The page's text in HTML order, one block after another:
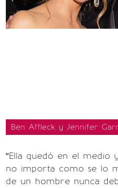
Ben Affleck y Jennifer
“Ella quedó en el medio
no importa como se lo
de un hombre nunca